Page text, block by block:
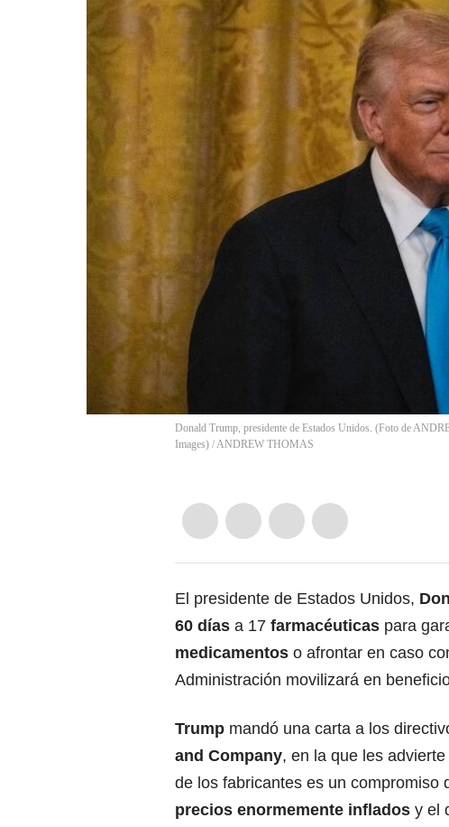
Donald Trump, presidente de Estados Unidos. (Foto de
Images) /ANDREW THOMAS
El presidente de Estados Unidos,
60 días a 17 farmacéuticas para
medicamentos o afrontar en caso
Administración movilizará en
Trump mandó una carta a los
and Company, en la que les
de los fabricantes es un compromiso
precios enormemente inflados y el